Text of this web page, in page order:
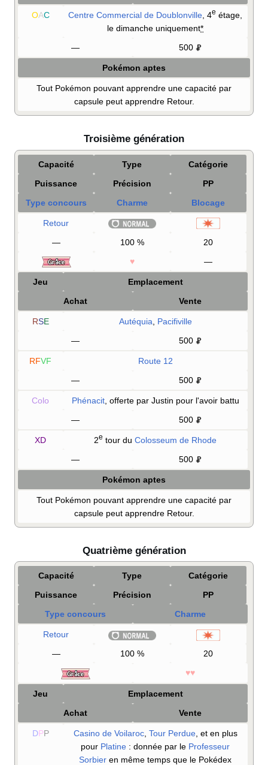
OAC Centre Commercial de Doublonville , 4e étage,
le dimanche uniquement*
—
500
Pokémon aptes
Tout Pokémon pouvant apprendre une capacité par
capsule peut apprendre Retour.
Troisième génération
Capacité Type
Catégorie
Puissance
Précision
PP
Type concours
Charme Blocage
Retour
—
100 %
20
♥
—
Jeu
Emplacement
Achat
Vente
RSE Autéquia
Pacifiville
—
500
RFVF
Route 12
—
500
Colo Phénacit, offerte par Justin pour l'avoir battu
—
500
XD 2e tour duColosseum de Rhode
—
500
Pokémon aptes
Tout Pokémon pouvant apprendre une capacité par
capsule peut apprendre Retour.
Quatrième génération
Capacité Type
Catégorie
Puissance
Précision
PP
Type concours
Charme
Retour
—
100 %
20
♥♥
Jeu
Emplacement
Achat
Vente
DPP Casino de Voilaroc, Tour Perdue, et en plus
pour Platine : donnée par le Professeur
Sorbier en même temps que le Pokédex